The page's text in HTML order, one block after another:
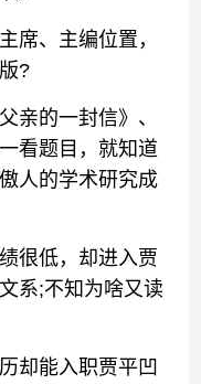
、主编位置，
?
的一封信》、
看题目，就知道
人的学术研究成
低，却进入贾
系;不知为啥又读
能入职贾平凹